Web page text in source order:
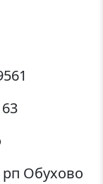
рп Обухово